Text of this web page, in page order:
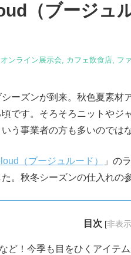
（ブージュ
オンライン展示会, カフェ飲食店, フ
ーズンが到来。秋色夏素材
です。そろそろニットやジ
う事業者の方も多いのでは
（ブージュルード）
」の
。秋冬シーズンの仕入れの
目次 [非表示
ど！今季も目をひくアイテ